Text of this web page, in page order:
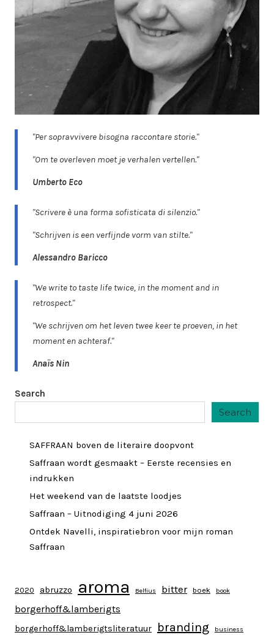
"Per sopravvivere bisogna raccontare storie."
"Om te overleven moet je verhalen vertellen."
Umberto Eco
"Scrivere è una forma sofisticata di silenzio."
"Schrijven is een verfijnde vorm van stilte."
Alessandro Baricco
"We write to taste life twice, in the moment and in
retrospect."
"We schrijven om het leven twee keer te proeven, in het
moment en achteraf."
Anaïs Nin
Search
Search
SAFFRAAN boven de literaire doopvont
Saffraan wordt gesmaakt – Eerste recensies en
indrukken
Het weekend van de laatste loodjes
Saffraan – Uitnodiging 4 juni 2026
Ontdek Navelli, inspiratiebron voor mijn roman
Saffraan
2020 abruzzo aroma Belfius bitter boek book
borgerhoff&lamberigts
borgerhoff&lamberigtsliteratuur branding business